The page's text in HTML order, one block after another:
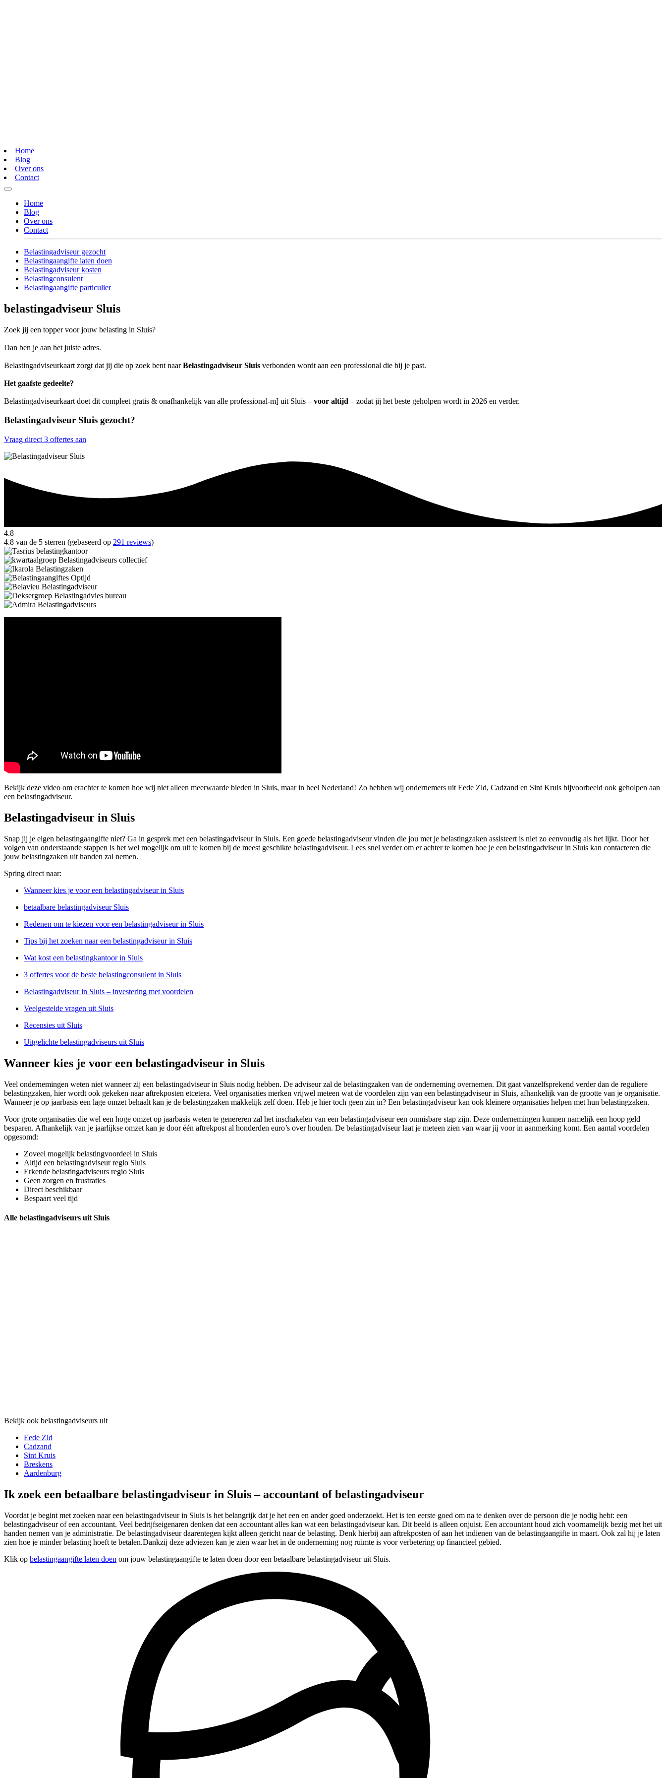
Home
Blog
Over ons
Contact
Home
Blog
Over ons
Contact
Belastingadviseur gezocht
Belastingaangifte laten doen
Belastingadviseur kosten
Belastingconsulent
Belastingaangifte particulier
belastingadviseur Sluis
Zoek jij een topper voor jouw belasting in Sluis?
Dan ben je aan het juiste adres.
Belastingadviseurkaart zorgt dat jij die op zoek bent naarBelastingadviseur Sluis verbonden wordt aan een professional die bij je past.
Het gaafste gedeelte?
Belastingadviseurkaart doet dit compleet gratis & onafhankelijk van alle professional-m] uit Sluis – voor altijd – zodat jij het beste geholpen wordt in 2026 en verder.
Belastingadviseur Sluis gezocht?
Vraag direct 3 offertes aan
4.8
4.8 van de 5 sterren (gebaseerd op 291 reviews)
Bekijk deze video om erachter te komen hoe wij niet alleen meerwaarde bieden in Sluis, maar in heel Nederland! Zo hebben wij ondernemers uit Eede Zld, Cadzand en Sint Kruis bijvoorbeeld ook geholpen aan
een belastingadviseur.
Belastingadviseur in Sluis
Snap jij je eigen belastingaangifte niet? Ga in gesprek met een belastingadviseur in Sluis. Een goede belastingadviseur vinden die jou met je belastingzaken assisteert is niet zo eenvoudig als het lijkt. Door het
volgen van onderstaande stappen is het wel mogelijk om uit te komen bij de meest geschikte belastingadviseur. Lees snel verder om er achter te komen hoe je een belastingadviseur in Sluis kan contacteren die
jouw belastingzaken uit handen zal nemen.
Spring direct naar:
Wanneer kies je voor een belastingadviseur in Sluis
betaalbare belastingadviseur Sluis
Redenen om te kiezen voor een belastingadviseur in Sluis
Tips bij het zoeken naar een belastingadviseur in Sluis
Wat kost een belastingkantoor in Sluis
3 offertes voor de beste belastingconsulent in Sluis
Belastingadviseur in Sluis – investering met voordelen
Veelgestelde vragen uit Sluis
Recensies uit Sluis
Uitgelichte belastingadviseurs uit Sluis
Wanneer kies je voor een belastingadviseur in Sluis
Veel ondernemingen weten niet wanneer zij een belastingadviseur in Sluis nodig hebben. De adviseur zal de belastingzaken van de onderneming overnemen. Dit gaat vanzelfsprekend verder dan de reguliere
belastingzaken, hier wordt ook gekeken naar aftrekposten etcetera. Veel organisaties merken vrijwel meteen wat de voordelen zijn van een belastingadviseur in Sluis, afhankelijk van de grootte van je organisatie.
Wanneer je op jaarbasis een lage omzet behaalt kan je de belastingzaken makkelijk zelf doen. Heb je hier toch geen zin in? Een belastingadviseur kan ook kleinere organisaties helpen met hun belastingzaken.
Voor grote organisaties die wel een hoge omzet op jaarbasis weten te genereren zal het inschakelen van een belastingadviseur een onmisbare stap zijn. Deze ondernemingen kunnen namelijk een hoop geld
besparen. Afhankelijk van je jaarlijkse omzet kan je door één aftrekpost al honderden euro’s over houden. De belastingadviseur laat je meteen zien van waar jij voor in aanmerking komt. Een aantal voordelen
opgesomd:
Zoveel mogelijk belastingvoordeel in Sluis
Altijd een belastingadviseur regio Sluis
Erkende belastingadviseurs regio Sluis
Geen zorgen en frustraties
Direct beschikbaar
Bespaart veel tijd
Alle belastingadviseurs uit Sluis
Bekijk ook belastingadviseurs uit
Eede Zld
Cadzand
Sint Kruis
Breskens
Aardenburg
Ik zoek een betaalbare belastingadviseur in Sluis – accountant of belastingadviseur
Voordat je begint met zoeken naar een belastingadviseur in Sluis is het belangrijk dat je het een en ander goed onderzoekt. Het is ten eerste goed om na te denken over de persoon die je nodig hebt: een
belastingadviseur of een accountant. Veel bedrijfseigenaren denken dat een accountant alles kan wat een belastingadviseur kan. Dit beeld is alleen onjuist. Een accountant houd zich voornamelijk bezig met het uit
handen nemen van je administratie. De belastingadviseur daarentegen kijkt alleen gericht naar de belasting. Denk hierbij aan aftrekposten of aan het indienen van de belastingaangifte in maart. Ook zal hij je laten
zien hoe je minder belasting hoeft te betalen.Dankzij deze adviezen kan je zien waar het in de onderneming nog ruimte is voor verbetering op financieel gebied.
Klik op belastingaangifte laten doen om jouw belastingaangifte te laten doen door een betaalbare belastingadviseur uit Sluis.